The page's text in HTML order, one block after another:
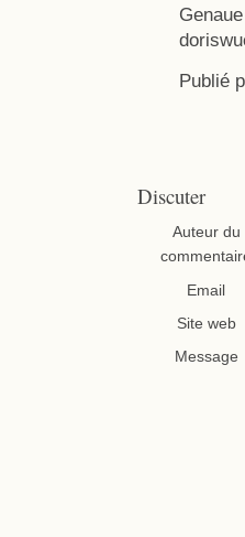
Publié
Discuter
Auteur du
Email
Site web
Message